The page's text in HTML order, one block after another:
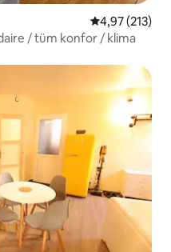
5 üzerinden
4,97 (213)
/ tüm konfor / klima
arasında